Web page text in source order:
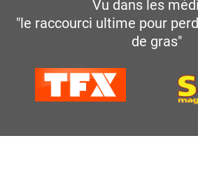
Vu dans les
"le raccourci ultime pour
de gras"